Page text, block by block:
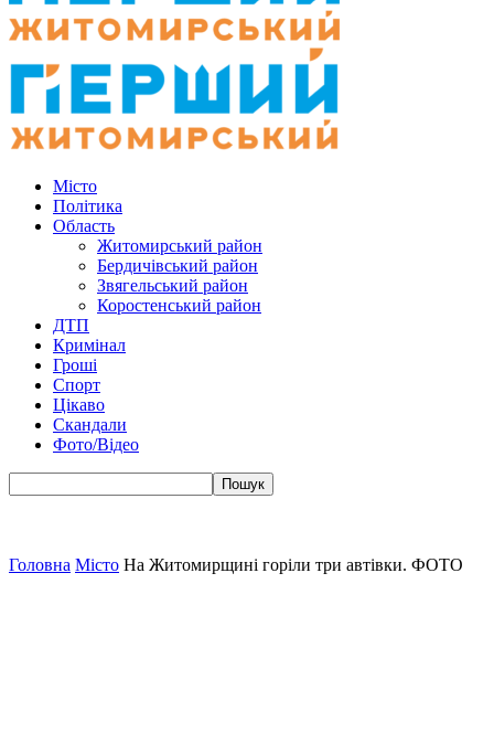
Місто
Політика
Область
Житомирський район
Бердичівський район
Звягельський район
Коростенський район
ДТП
Кримінал
Гроші
Спорт
Цікаво
Скандали
Фото/Відео
Головна Місто На Житомирщині горіли три автівки. ФОТО